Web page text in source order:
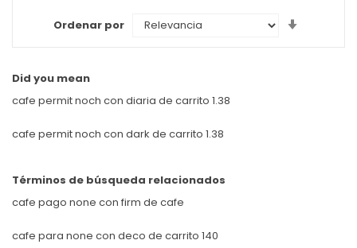
Ordenar por
Did you mean
cafe permit noch con diaria de carrito 1.38
cafe permit noch con dark de carrito 1.38
Términos de búsqueda relacionados
cafe pago none con firm de cafe
cafe para none con deco de carrito 140